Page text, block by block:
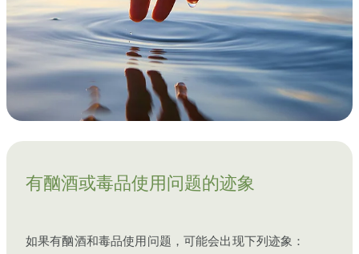
有酗酒或毒品使用问题的迹象
如果有酗酒和毒品使用问题，可能会出现下列迹象：